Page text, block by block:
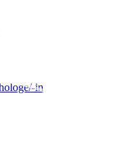
in